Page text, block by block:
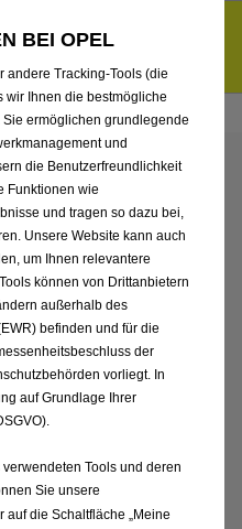
für E-Autos und Plug-in-
erfahren >>
SIE ALLE
VON
GMBH
BEI OPEL
andere Tracking-Tools (die
wir Ihnen die bestmögliche
ermöglichen grundlegende
und
die Benutzerfreundlichkeit
Funktionen wie
und tragen so dazu bei,
Unsere Website kann auch
um Ihnen relevantere
können von Drittanbietern
außerhalb des
befinden und für die
der
vorliegt. In
auf Grundlage Ihrer
Tools und deren
Sie unsere
auf die Schaltfläche „Meine